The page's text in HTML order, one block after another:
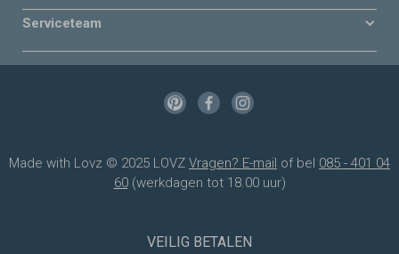
Serviceteam
Made with Lovz © 2025 LOVZ Vragen? E-mail of bel 085 - 401 04
60(werkdagen tot 18.00 uur)
VEILIG BETALEN